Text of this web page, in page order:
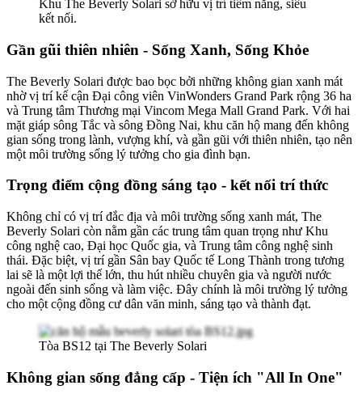
Khu The Beverly Solari sở hữu vị trí tiềm năng, siêu
kết nối.
Gần gũi thiên nhiên - Sống Xanh, Sống Khỏe
The Beverly Solari được bao bọc bởi những không gian xanh mát
nhờ vị trí kế cận Đại công viên VinWonders Grand Park rộng 36 ha
và Trung tâm Thương mại Vincom Mega Mall Grand Park. Với hai
mặt giáp sông Tắc và sông Đồng Nai, khu căn hộ mang đến không
gian sống trong lành, vượng khí, và gần gũi với thiên nhiên, tạo nên
một môi trường sống lý tưởng cho gia đình bạn.
Trọng điểm cộng đồng sáng tạo - kết nối trí thức
Không chỉ có vị trí đắc địa và môi trường sống xanh mát, The
Beverly Solari còn nằm gần các trung tâm quan trọng như Khu
công nghệ cao, Đại học Quốc gia, và Trung tâm công nghệ sinh
thái. Đặc biệt, vị trí gần Sân bay Quốc tế Long Thành trong tương
lai sẽ là một lợi thế lớn, thu hút nhiều chuyên gia và người nước
ngoài đến sinh sống và làm việc. Đây chính là môi trường lý tưởng
cho một cộng đồng cư dân văn minh, sáng tạo và thành đạt.
Tòa BS12 tại The Beverly Solari
Không gian sống đẳng cấp - Tiện ích "All In One"